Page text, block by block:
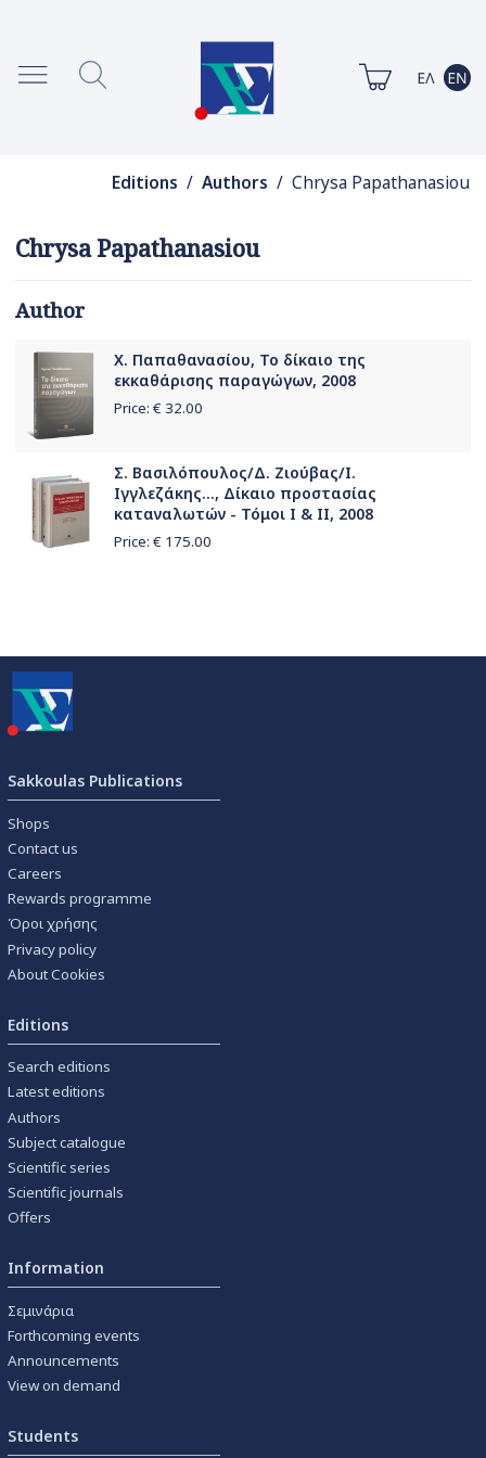
Editions / Authors / Chrysa Papathanasiou
Chrysa Papathanasiou
Author
Χ. Παπαθανασίου, Το δίκαιο της
εκκαθάρισης παραγώγων, 2008
Price: € 32.00
Σ. Βασιλόπουλος/Δ. Ζιούβας/Ι.
Ιγγλεζάκης..., Δίκαιο προστασίας
καταναλωτών - Τόμοι Ι & ΙΙ, 2008
Price: € 175.00
Sakkoulas Publications
Shops
Contact us
Careers
Rewards programme
Όροι χρήσης
Privacy policy
About Cookies
Editions
Search editions
Latest editions
Authors
Subject catalogue
Scientific series
Scientific journals
Offers
Information
Σεμινάρια
Forthcoming events
Announcements
View on demand
Students